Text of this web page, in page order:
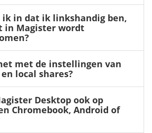
ik in dat ik linkshandig ben,
in Magister wordt
met de instellingen van
local shares?
Desktop ook op
Chromebook, Android of